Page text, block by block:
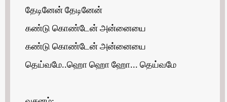
தேடினேன் தேடினேன்
கண்டு கொண்டேன் அன்னையை
கண்டு கொண்டேன் அன்னையை
தெய்வமே..ஹொ ஹொ ஹோ... தெய்வமே